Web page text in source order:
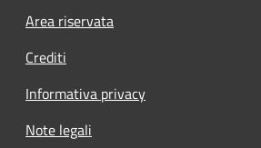
Footer menu
Area riservata
Crediti
Informativa privacy
Note legali